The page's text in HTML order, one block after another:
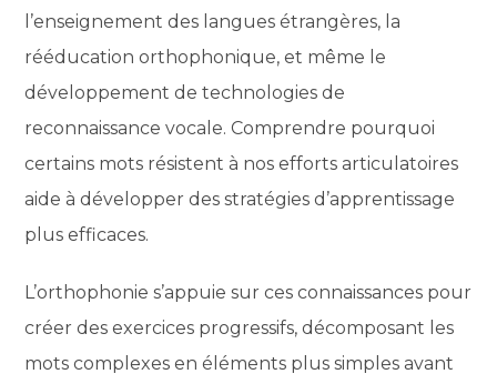
l’enseignement des langues étrangères, la
rééducation orthophonique, et même le
développement de technologies de
reconnaissance vocale. Comprendre pourquoi
certains mots résistent à nos efforts articulatoires
aide à développer des stratégies d’apprentissage
plus efficaces.
L’orthophonie s’appuie sur ces connaissances pour
créer des exercices progressifs, décomposant les
mots complexes en éléments plus simples avant